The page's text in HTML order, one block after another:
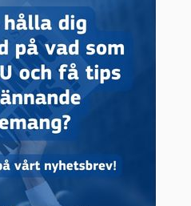
parlamentariker till
vallöften:Om
vallöften:Om försvar
vallöften:
vallöften: